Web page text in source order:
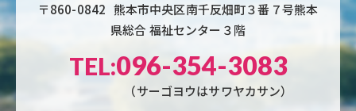
〒860-0842 熊本市中央区南千反畑町３番７号熊本
県総合 福祉センター３階
TEL:096-354-3083
（サーゴヨウはサワヤカサン）